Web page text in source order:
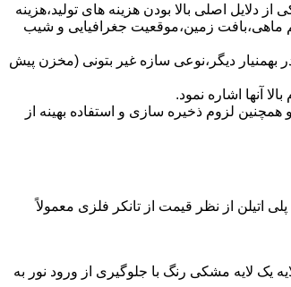
دلایل اصلی بالا بودن هزینه های تولید،هزینه
زمین،موقعیت جغرافیایی و شیب
دیگر،نوعی سازه غیر بتونی (مخزن پیش
آنها اشاره نمود.
لزوم ذخیره سازی و استفاده بهینه از
اتیلن از نظر قیمت از تانکر فلزی معمولاً
یک لایه مشکی رنگ با جلوگیری از ورود نور به